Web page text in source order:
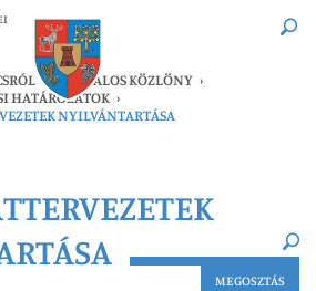
Bármikor
› HIVATALOS KÖZLÖNY ›
HATÁROZATOK ›
NYILVÁNTARTÁSA
MEGOSZTÁS